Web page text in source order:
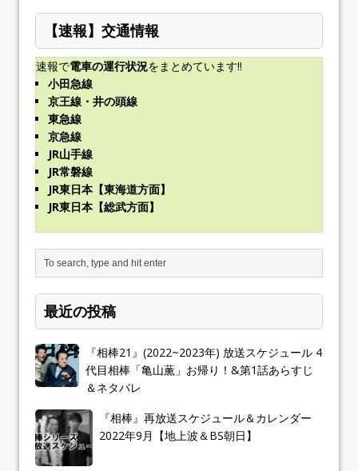
【速報】交通情報
速報で電車の運行状況をまとめています!!
小田急線
京王線・井の頭線
東急線
京急線
JR山手線
JR常磐線
JR東日本【東海道方面】
JR東日本【総武方面】
最近の投稿
『相棒21』(2022~2023年) 放送スケジュール 4
代目相棒「亀山薫」お帰り！&第1話あらすじ
＆ネタバレ
『相棒』再放送スケジュール＆カレンダー
2022年9月【地上波＆BS朝日】